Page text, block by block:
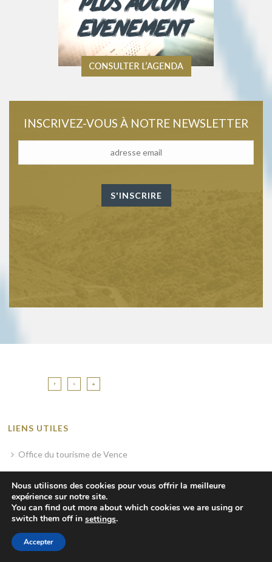
INSCRIVEZ-VOUS À NOTRE NEWSLETTER
LIENS UTILES
Office du tourisme de Vence
Médiathèque
Nuits du Sud
Mentions légales
Sitemap
Crédits
Nous utilisons des cookies pour vous offrir la meilleure
expérience sur notre site.
You can find out more about which cookies we are using or
switch them off in settings.
Accepter